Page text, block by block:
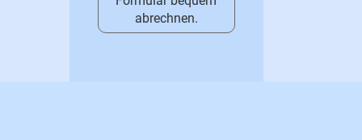
abrechnen.